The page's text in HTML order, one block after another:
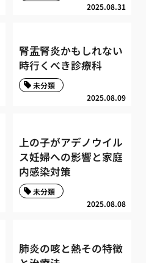
2025.08.31
腎盂腎炎かもしれない
時行くべき診療科
2025.08.09
未分類
上の子がアデノウイル
ス妊婦への影響と家庭
内感染対策
2025.08.08
未分類
肺炎の咳と熱その特徴